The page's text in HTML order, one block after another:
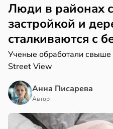
Люди в районах
застройкой и
сталкиваются с
Ученые обработали
Street View
Анна Писарева
Автор